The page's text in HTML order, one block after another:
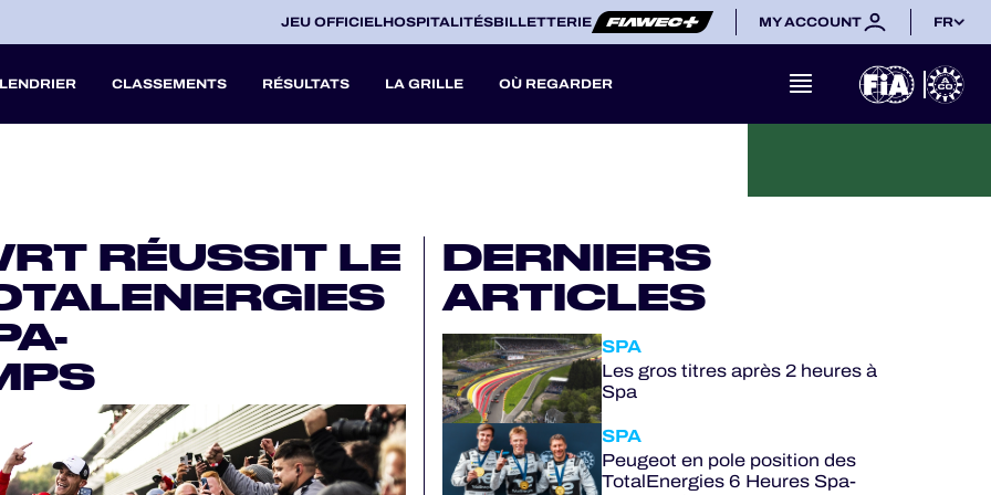
JEU OFFICIELHOSPITALITÉSBILLETTERIE MY ACCOUNT FR
CLASSEMENTS RÉSULTATS LA GRILLE OÙ REGARDER
RÉUSSIT LE
DERNIERS
ARTICLES
SPA
Les gros titres après 2 heures à
Spa
SPA
Peugeot en pole position des
TotalEnergies 6 Heures Spa-